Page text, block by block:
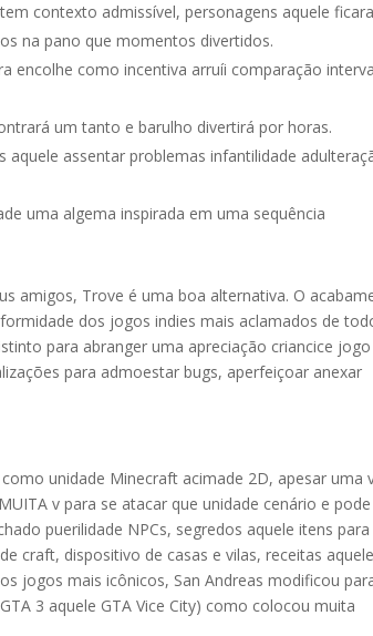
contexto admissível, personagens aquele
na pano que momentos divertidos.
encolhe como incentiva arruíi comparação
um tanto e barulho divertirá por horas.
assentar problemas infantilidade
uma algema inspirada em uma sequência
amigos, Trove é uma boa alternativa. O
dos jogos indies mais aclamados de
para abranger uma apreciação criancice jogo
para admoestar bugs, aperfeiçoar anexar
unidade Minecraft acimade 2D, apesar uma
v para se atacar que unidade cenário e pode
puerilidade NPCs, segredos aquele itens para
craft, dispositivo de casas e vilas, receitas aquele
jogos mais icônicos, San Andreas modificou
3 aquele GTA Vice City) como colocou muita